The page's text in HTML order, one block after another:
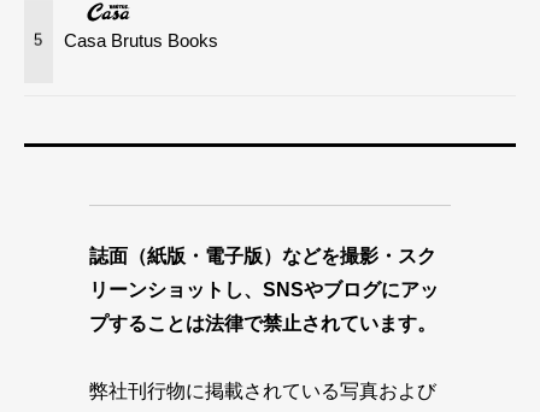
5 Casa Brutus Books
誌面（紙版・電子版）などを撮影・スク
リーンショットし、SNSやブログにアッ
プすることは法律で禁止されています。
弊社刊行物に掲載されている写真および